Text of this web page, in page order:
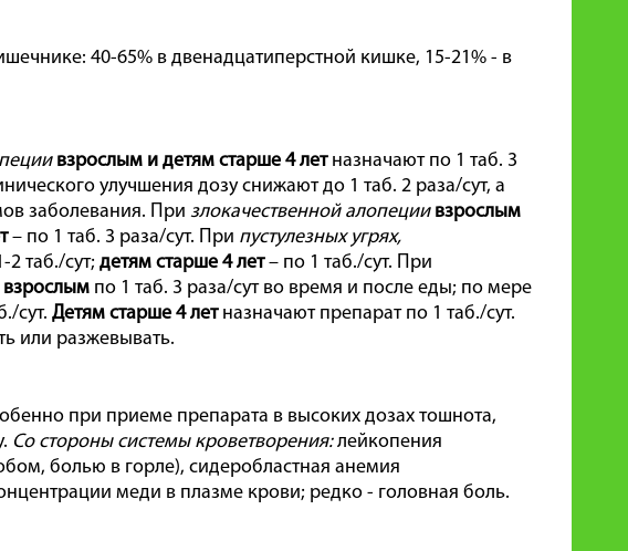
40-65% в двенадцатиперстной кишке, 15-21% - в
взрослым и детям старше 4 летназначают по 1 таб. 3
улучшения дозу снижают до 1 таб. 2 раза/сут, а
заболевания. При злокачественной алопеции взрослым
– по 1 таб. 3 раза/сут. При пустулезных угрях,
2 таб./сут; детям старше 4 лет– по 1 таб./сут. При
взрослым по 1 таб. 3 раза/сут во время и после еды; по мере
сут. Детям старше 4 летназначают препарат по 1 таб./сут.
или разжевывать.
при приеме препарата в высоких дозах тошнота,
Со стороны системы кроветворения:лейкопения
болью в горле), сидеробластная анемия
меди в плазме крови; редко - головная боль.